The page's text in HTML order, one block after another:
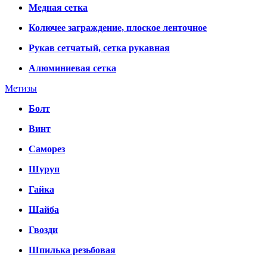
Медная сетка
Колючее заграждение, плоское ленточное
Рукав сетчатый, сетка рукавная
Алюминиевая сетка
Метизы
Болт
Винт
Саморез
Шуруп
Гайка
Шайба
Гвозди
Шпилька резьбовая